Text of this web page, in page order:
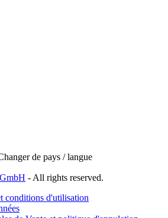
de pays / langue
- All rights reserved.
conditions d'utilisation